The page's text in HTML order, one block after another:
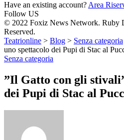
Have an existing account? Area
Follow US
© 2022 Foxiz News Network. Ruby
Reserved.
Teatrionline > Blog > Senza categoria
uno spettacolo dei Pupi di Stac al
Senza categoria
”Il Gatto con gli
dei Pupi di Stac al